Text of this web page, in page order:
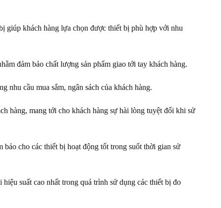
khách hàng lựa chọn được thiết bị phù hợp với nhu
đảm bảo chất lượng sản phẩm giao tới tay khách hàng.
cầu mua sắm, ngân sách của khách hàng.
hàng, mang tới cho khách hàng sự hài lòng tuyệt đối khi sử
cho các thiết bị hoạt động tốt trong suốt thời gian sử
suất cao nhất trong quá trình sử dụng các thiết bị đo